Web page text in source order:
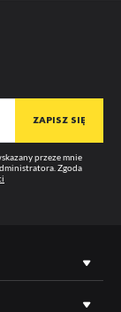
przeze mnie
Zgoda